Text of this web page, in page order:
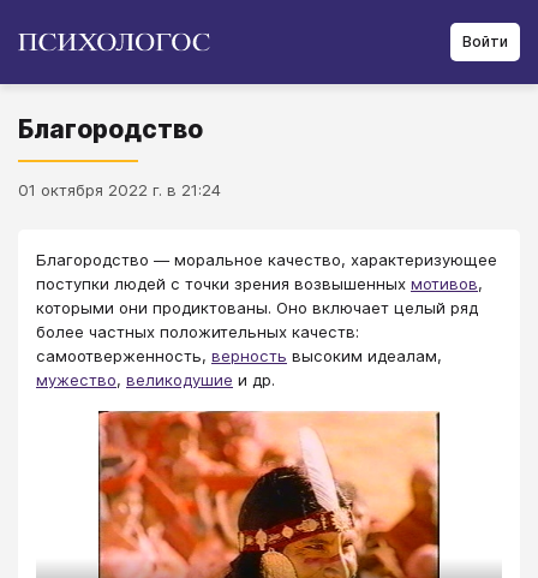
Войти
Благородство
01 октября 2022 г. в 21:24
​​​​​Благородство — моральное качество, характеризующее
поступки людей с точки зрения возвышенных мотивов,
которыми они продиктованы. Оно включает целый ряд
более частных положительных качеств:
самоотверженность, верность высоким идеалам,
мужество, великодушие и др.